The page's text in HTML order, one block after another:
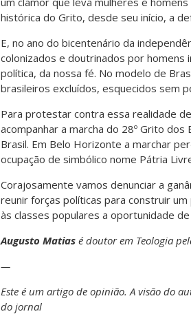
histórica do Grito, desde seu início, a
E, no ano do bicentenário da
colonizados e doutrinados por homens
política, da nossa fé. No modelo de
brasileiros excluídos, esquecidos sem
Para protestar contra essa realidade
acompanhar a marcha do 28º Grito
Brasil. Em Belo Horizonte a marchar
ocupação de simbólico nome Pátria
Corajosamente vamos denunciar a
reunir forças políticas para construir
às classes populares a oportunidade
Augusto Matias é doutor em Teologia
—
Este é um artigo de opinião. A visão do
do jornal